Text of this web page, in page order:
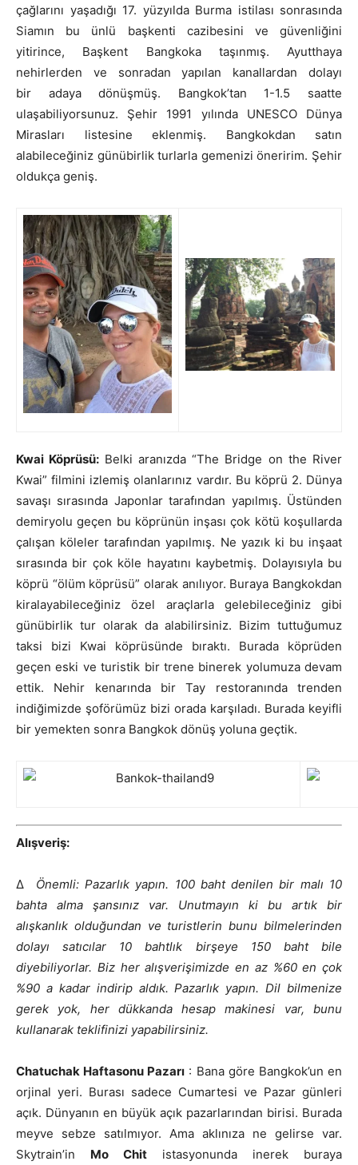
çağlarını yaşadığı 17. yüzyılda Burma istilası sonrasında
Siamın bu ünlü başkenti cazibesini ve güvenliğini
yitirince, Başkent Bangkoka taşınmış. Ayutthaya
nehirlerden ve sonradan yapılan kanallardan dolayı
bir adaya dönüşmüş. Bangkok’tan 1-1.5 saatte
ulaşabiliyorsunuz. Şehir 1991 yılında UNESCO Dünya
Mirasları listesine eklenmiş. Bangkokdan satın
alabileceğiniz günübirlik turlarla gemenizi öneririm. Şehir
oldukça geniş.
Kwai Köprüsü: Belki aranızda “The Bridge on the River
Kwai” filmini izlemiş olanlarınız vardır. Bu köprü 2. Dünya
savaşı sırasında Japonlar tarafından yapılmış. Üstünden
demiryolu geçen bu köprünün inşası çok kötü koşullarda
çalışan köleler tarafından yapılmış. Ne yazık ki bu inşaat
sırasında bir çok köle hayatını kaybetmiş. Dolayısıyla bu
köprü “ölüm köprüsü” olarak anılıyor. Buraya Bangkokdan
kiralayabileceğiniz özel araçlarla gelebileceğiniz gibi
günübirlik tur olarak da alabilirsiniz. Bizim tuttuğumuz
taksi bizi Kwai köprüsünde bıraktı. Burada köprüden
geçen eski ve turistik bir trene binerek yolumuza devam
ettik. Nehir kenarında bir Tay restoranında trenden
indiğimizde şoförümüz bizi orada karşıladı. Burada keyifli
bir yemekten sonra Bangkok dönüş yoluna geçtik.
Alışveriş:
Δ Önemli: Pazarlık yapın. 100 baht denilen bir malı 10
bahta alma şansınız var. Unutmayın ki bu artık bir
alışkanlık olduğundan ve turistlerin bunu bilmelerinden
dolayı satıcılar 10 bahtlık birşeye 150 baht bile
diyebiliyorlar. Biz her alışverişimizde en az %60 en çok
%90 a kadar indirip aldık. Pazarlık yapın. Dil bilmenize
gerek yok, her dükkanda hesap makinesi var, bunu
kullanarak teklifinizi yapabilirsiniz.
Chatuchak Haftasonu Pazarı : Bana göre Bangkok’un en
orjinal yeri. Burası sadece Cumartesi ve Pazar günleri
açık. Dünyanın en büyük açık pazarlarından birisi. Burada
meyve sebze satılmıyor. Ama aklınıza ne gelirse var.
Skytrain’in Mo Chit istasyonunda inerek buraya